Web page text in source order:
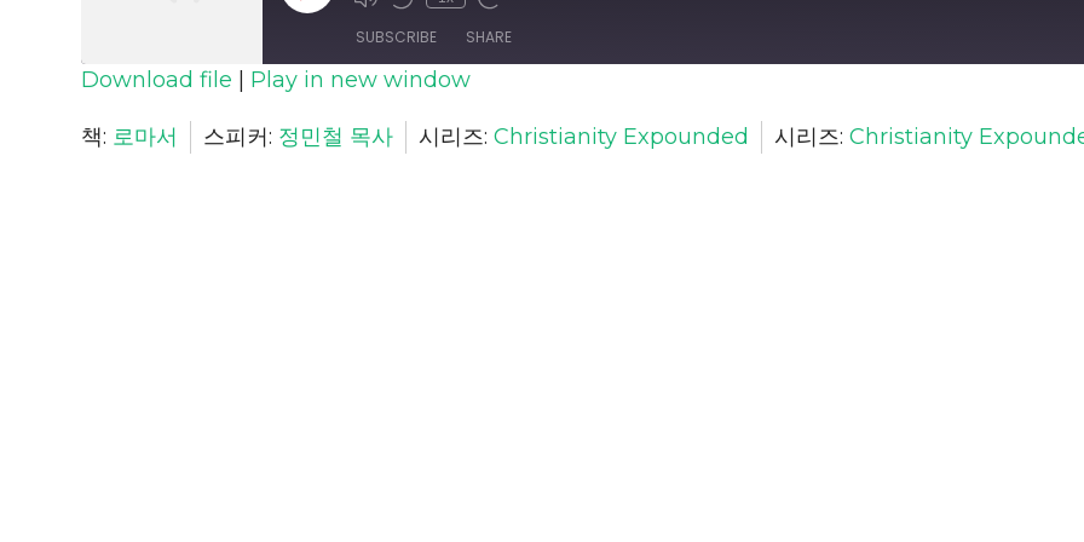
Episode
SUBSCRIBE SHARE
RSS FEED
Download file Play in new window
책: 로마서 스피커: 정민철 목사 시리즈:Christianity Expounded 시리즈:Christianity